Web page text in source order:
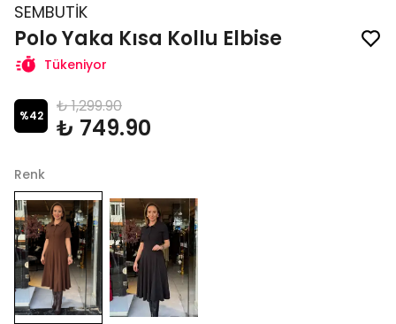
SEMBUTİK
Polo Yaka Kısa Kollu Elbise
Tükeniyor
%42 ₺ 1,299.90
₺ 749.90
Renk